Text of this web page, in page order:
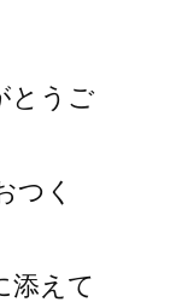
とうご
つく
添えて